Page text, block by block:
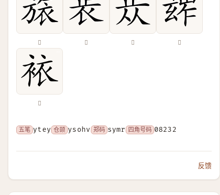
𣄆 𣥏 𣥐 𤣧
𧙿
五笔 ytey 仓颉 ysohv 郑码 symr 四角号码 08232
反馈